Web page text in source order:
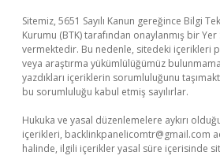
Sitemiz, 5651 Sayılı Kanun gereğince Bilgi
Kurumu (BTK) tarafından onaylanmış bir Yer
vermektedir. Bu nedenle, sitedeki içerikleri
veya araştırma yükümlülüğümüz
yazdıkları içeriklerin sorumluluğunu
bu sorumluluğu kabul etmiş sayılırlar.
Hukuka ve yasal düzenlemelere aykırı
içerikleri, backlinkpanelicomtr@gmail.com
halinde, ilgili içerikler yasal süre içerisinde